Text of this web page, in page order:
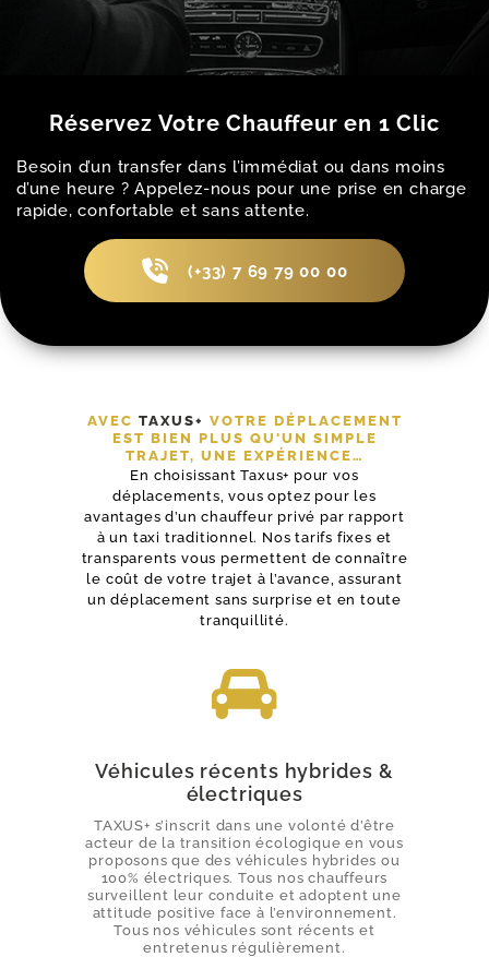
Réservez Votre Chauffeur en 1 Clic
Besoin d’un transfer dans l’immédiat ou dans moins
d’une heure ? Appelez-nous pour une prise en charge
rapide, confortable et sans attente.
(+33) 7 69 79 00 00
AVEC TAXUS+ VOTRE DÉPLACEMENT
EST BIEN PLUS QU'UN SIMPLE
TRAJET, UNE EXPÉRIENCE…
En choisissant Taxus+ pour vos
déplacements, vous optez pour les
avantages d’un chauffeur privé par rapport
à un taxi traditionnel. Nos tarifs fixes et
transparents vous permettent de connaître
le coût de votre trajet à l’avance, assurant
un déplacement sans surprise et en toute
tranquillité.
Véhicules récents hybrides &
électriques
TAXUS+ s’inscrit dans une volonté d’être
acteur de la transition écologique en vous
proposons que des véhicules hybrides ou
100% électriques. Tous nos chauffeurs
surveillent leur conduite et adoptent une
attitude positive face à l’environnement.
Tous nos véhicules sont récents et
entretenus régulièrement.